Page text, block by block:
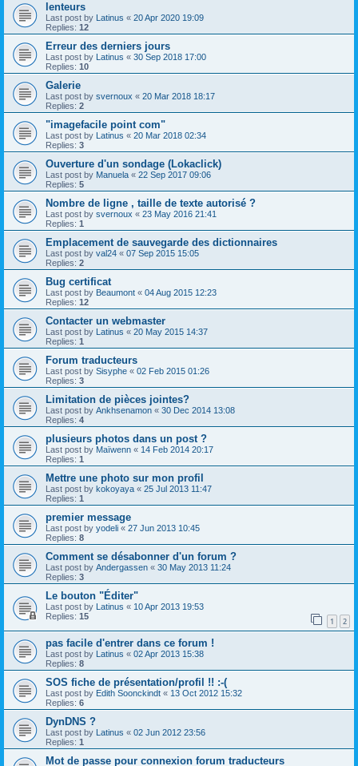
lenteurs
Last post by Latinus « 20 Apr 2020 19:09
Replies: 12
Erreur des derniers jours
Last post by Latinus « 30 Sep 2018 17:00
Replies: 10
Galerie
Last post by svernoux « 20 Mar 2018 18:17
Replies: 2
"imagefacile point com"
Last post by Latinus « 20 Mar 2018 02:34
Replies: 3
Ouverture d'un sondage (Lokaclick)
Last post by Manuela « 22 Sep 2017 09:06
Replies: 5
Nombre de ligne , taille de texte autorisé ?
Last post by svernoux « 23 May 2016 21:41
Replies: 1
Emplacement de sauvegarde des dictionnaires
Last post by val24 « 07 Sep 2015 15:05
Replies: 2
Bug certificat
Last post by Beaumont « 04 Aug 2015 12:23
Replies: 12
Contacter un webmaster
Last post by Latinus « 20 May 2015 14:37
Replies: 1
Forum traducteurs
Last post by Sisyphe « 02 Feb 2015 01:26
Replies: 3
Limitation de pièces jointes?
Last post by Ankhsenamon « 30 Dec 2014 13:08
Replies: 4
plusieurs photos dans un post ?
Last post by Maïwenn « 14 Feb 2014 20:17
Replies: 1
Mettre une photo sur mon profil
Last post by kokoyaya « 25 Jul 2013 11:47
Replies: 1
premier message
Last post by yodeli « 27 Jun 2013 10:45
Replies: 8
Comment se désabonner d'un forum ?
Last post by Andergassen « 30 May 2013 11:24
Replies: 3
Le bouton "Éditer"
Last post by Latinus « 10 Apr 2013 19:53
Replies: 15 1 2
pas facile d'entrer dans ce forum !
Last post by Latinus « 02 Apr 2013 15:38
Replies: 8
SOS fiche de présentation/profil !! :-(
Last post by Edith Soonckindt « 13 Oct 2012 15:32
Replies: 6
DynDNS ?
Last post by Latinus « 02 Jun 2012 23:56
Replies: 1
Mot de passe pour connexion forum traducteurs